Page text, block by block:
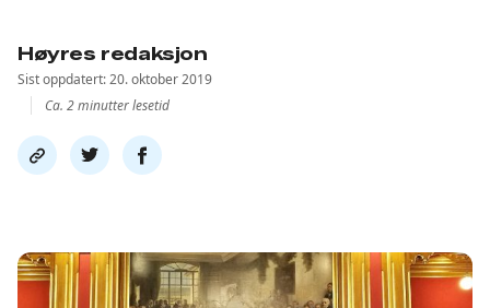
Høyres redaksjon
Sist oppdatert: 20. oktober 2019
Ca. 2 minutter lesetid
Del
link
Del
på
Del
på